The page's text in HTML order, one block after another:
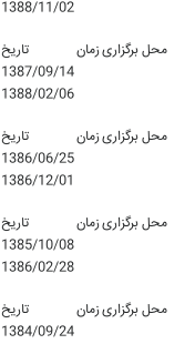
1388/11/02
تاریخ زمانمحل برگزاری
1387/09/14
1388/02/06
تاریخ زمانمحل برگزاری
1386/06/25
1386/12/01
تاریخ زمانمحل برگزاری
1385/10/08
1386/02/28
تاریخ زمانمحل برگزاری
1384/09/24